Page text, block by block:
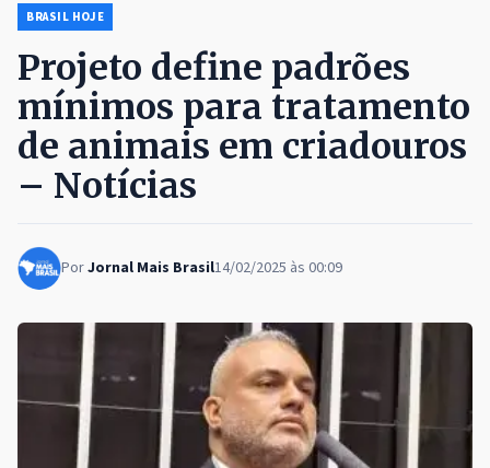
BRASIL HOJE
Projeto define padrões
mínimos para tratamento
de animais em criadouros
– Notícias
PorJornal Mais Brasil14/02/2025 às 00:09